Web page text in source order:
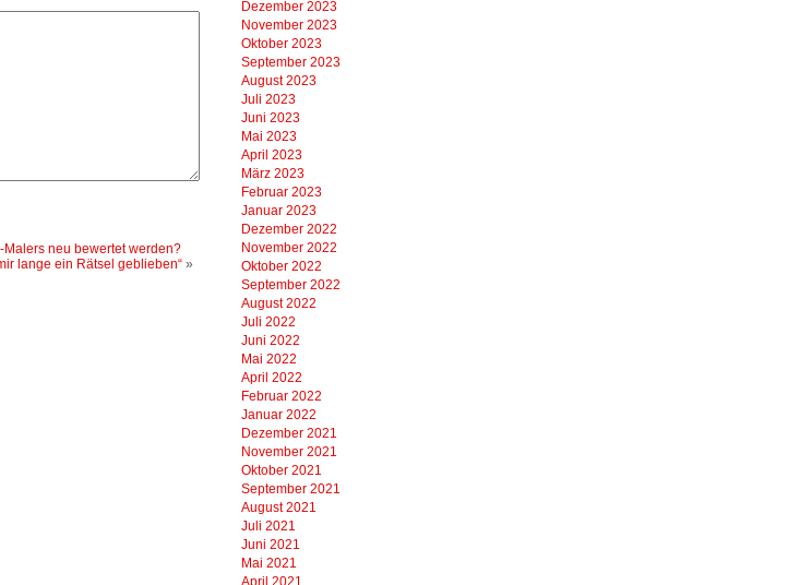
Malers neu bewertet werden?
lange ein Rätsel geblieben“ »
Dezember 2023
November 2023
Oktober 2023
September 2023
August 2023
Juli 2023
Juni 2023
Mai 2023
April 2023
März 2023
Februar 2023
Januar 2023
Dezember 2022
November 2022
Oktober 2022
September 2022
August 2022
Juli 2022
Juni 2022
Mai 2022
April 2022
Februar 2022
Januar 2022
Dezember 2021
November 2021
Oktober 2021
September 2021
August 2021
Juli 2021
Juni 2021
Mai 2021
April 2021